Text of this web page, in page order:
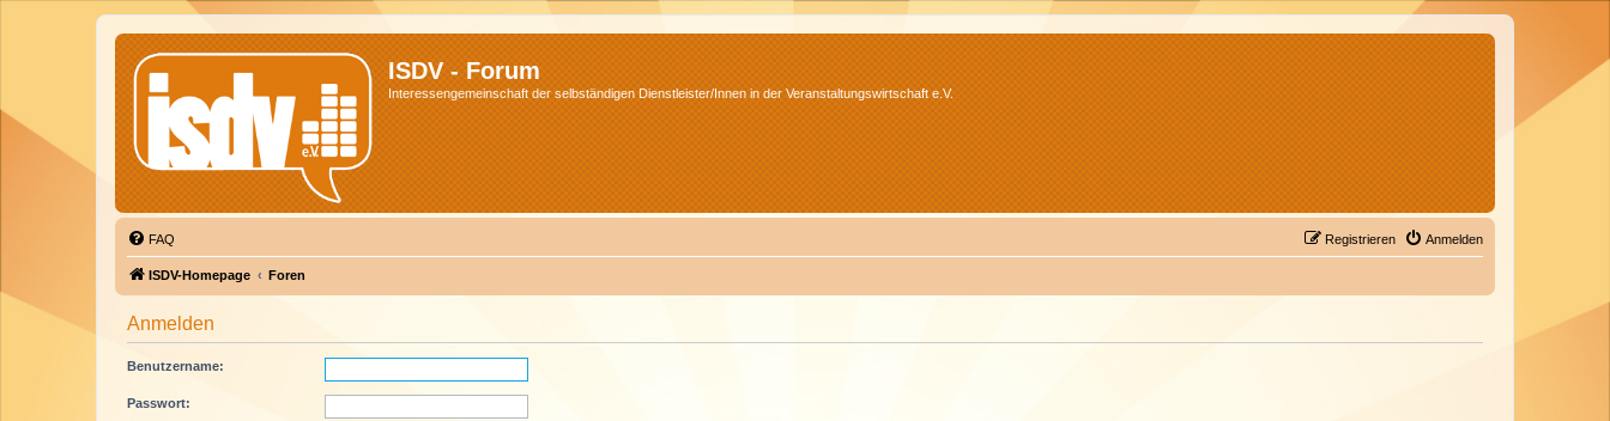
ISDV - Forum
Interessengemeinschaft der selbständigen Dienstleister/Innen in der Veranstaltungswirtschaft e.V.
FAQ Anmelden
Registrieren
ISDV-Homepage Foren
Anmelden
Benutzername:
Passwort: